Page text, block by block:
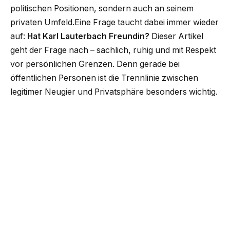
politischen Positionen, sondern auch an seinem
privaten Umfeld.Eine Frage taucht dabei immer wieder
auf: Hat Karl Lauterbach Freundin? Dieser Artikel
geht der Frage nach – sachlich, ruhig und mit Respekt
vor persönlichen Grenzen. Denn gerade bei
öffentlichen Personen ist die Trennlinie zwischen
legitimer Neugier und Privatsphäre besonders wichtig.